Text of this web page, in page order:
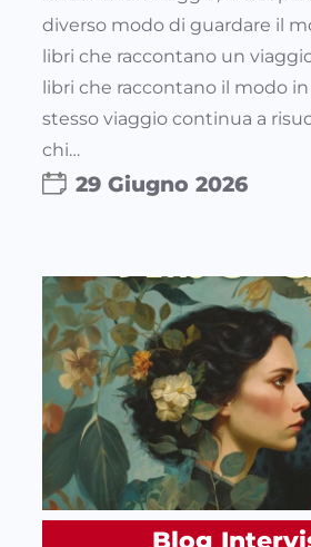
diverso modo di guardare il
libri che raccontano un
libri che raccontano il modo
stesso viaggio continua a
chi…
29 Giugno 2026
Blog,